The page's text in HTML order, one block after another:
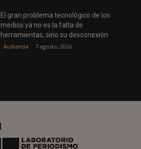
El gran problema tecnológico de los
medios ya no es la falta de
herramientas, sino su desconexión
Audiencia 7 agosto, 2026